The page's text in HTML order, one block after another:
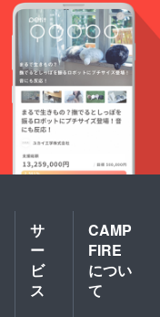
サ
ー
ビ
ス
CAMP
FIRE
につい
て